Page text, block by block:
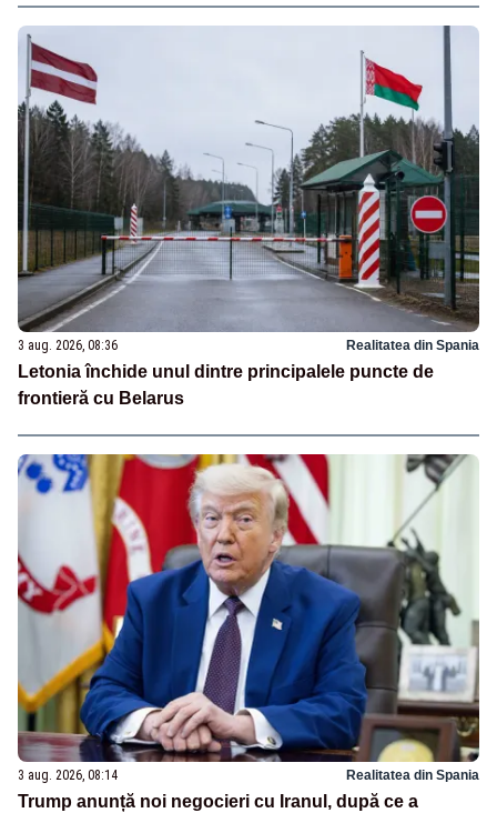
3 aug. 2026, 08:36 Realitatea din Spania
Letonia închide unul dintre principalele puncte de
frontieră cu Belarus
3 aug. 2026, 08:14 Realitatea din Spania
Trump anunță noi negocieri cu Iranul, după ce a